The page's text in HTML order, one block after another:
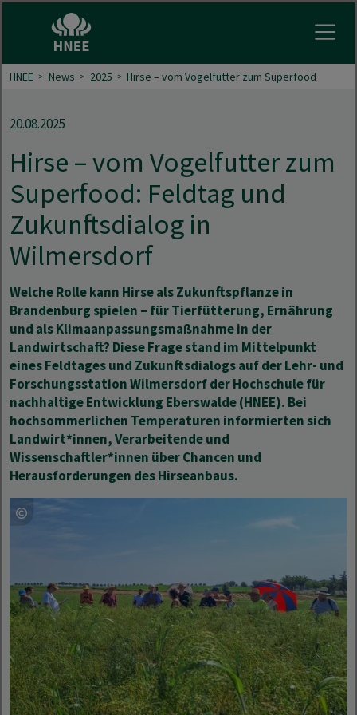
HNEE News 2025 Hirse – vom Vogelfutter zum Superfood
20.08.2025
Hirse – vom Vogelfutter zum
Superfood: Feldtag und
Zukunftsdialog in
Wilmersdorf
Welche Rolle kann Hirse als Zukunftspflanze in
Brandenburg spielen – für Tierfütterung, Ernährung
und als Klimaanpassungsmaßnahme in der
Landwirtschaft? Diese Frage stand im Mittelpunkt
eines Feldtages und Zukunftsdialogs auf der Lehr- und
Forschungsstation Wilmersdorf der Hochschule für
nachhaltige Entwicklung Eberswalde (HNEE). Bei
hochsommerlichen Temperaturen informierten sich
Landwirt*innen, Verarbeitende und
Wissenschaftler*innen über Chancen und
Herausforderungen des Hirseanbaus.